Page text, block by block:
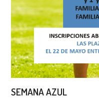
SEMANA AZUL